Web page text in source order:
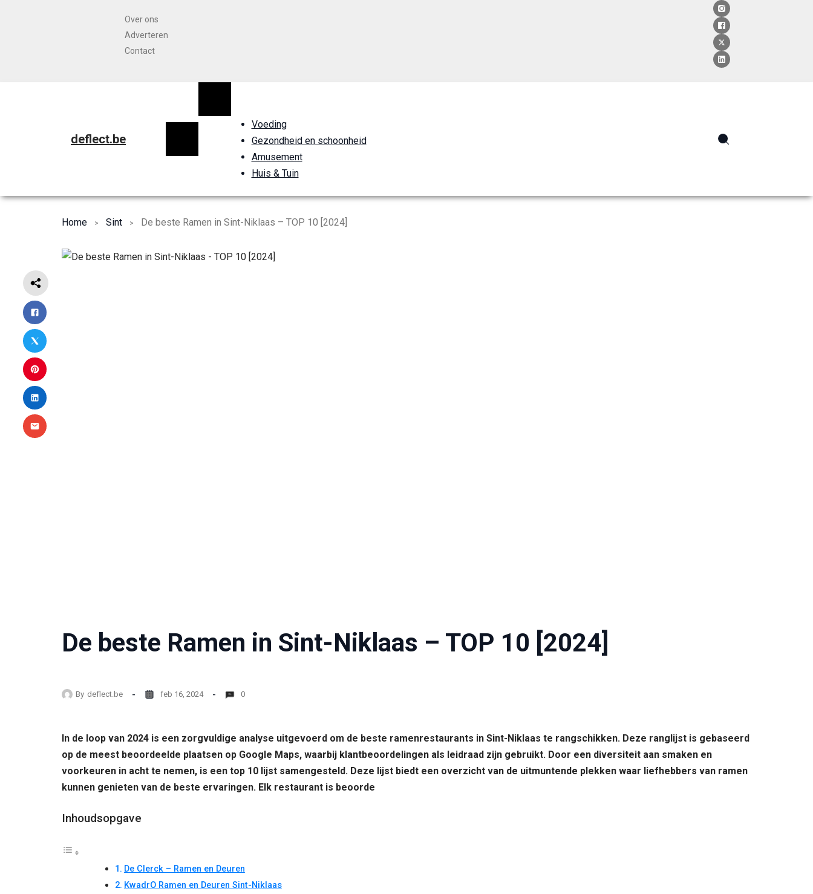
Over ons
Adverteren
Contact
deflect.be
Voeding
Gezondheid en schoonheid
Amusement
Huis & Tuin
Home Sint De beste Ramen in Sint-Niklaas – TOP 10 [2024]
De beste Ramen in Sint-Niklaas – TOP 10 [2024]
By deflect.be feb 16, 2024 0
In de loop van 2024 is een zorgvuldige analyse uitgevoerd om de beste ramenrestaurants in Sint-Niklaas te rangschikken. Deze ranglijst is gebaseerd
op de meest beoordeelde plaatsen op Google Maps, waarbij klantbeoordelingen als leidraad zijn gebruikt. Door een diversiteit aan smaken en
voorkeuren in acht te nemen, is een top 10 lijst samengesteld. Deze lijst biedt een overzicht van de uitmuntende plekken waar liefhebbers van ramen
kunnen genieten van de beste ervaringen. Elk restaurant is beoorde
Inhoudsopgave
De Clerck – Ramen en Deuren
KwadrO Ramen en Deuren Sint-Niklaas